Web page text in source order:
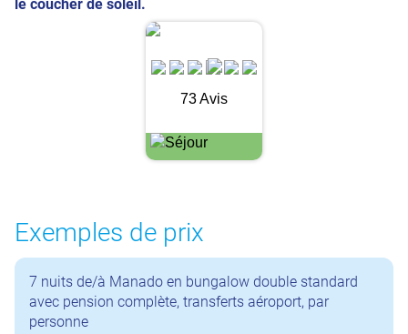
le coucher de soleil.
73 Avis
Exemples de prix
7 nuits de/à Manado en bungalow double standard
avec pension complète, transferts aéroport, par
personne